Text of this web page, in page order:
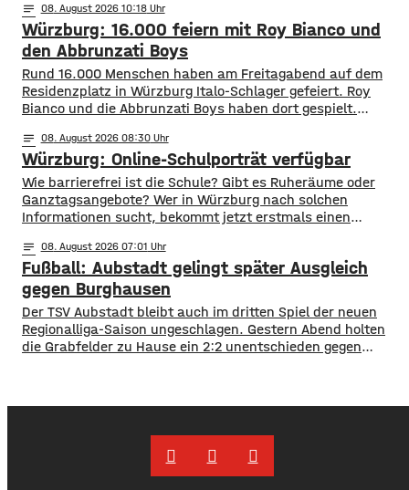
Fläche von mehreren hundert Quadratmetern aus. Auch
vier Bäume standen in Flammen. Zudem kamen die
Flammen auch einer Kleingartenanlage und fünf
Wohnhäusern immer näher. Den Feuerwehren
notes 08. August 2026 10:18
Würzburg: 16.000 feiern mit Roy Bianco und
den Abbrunzati Boys
Rund 16.000 Menschen haben am Freitagabend auf dem
Residenzplatz in Würzburg Italo-Schlager gefeiert. Roy
Bianco und die Abbrunzati Boys haben dort gespielt.
abseits des Konzertgeländes verfolgten viele Zaungäste bei
Picknick-Stimmung in den Straßen die Songs. Hier gibt es
Bilder vom Konzert Die Konzertreihe vor dem
notes 08. August 2026 08:30
Würzburg: Online-Schulporträt verfügbar
​​Wie barrierefrei ist die Schule? Gibt es Ruheräume oder
Ganztagsangebote? Wer in Würzburg nach solchen
Informationen sucht, bekommt jetzt erstmals einen
im Open-Data-Portal neue digitale
Schulporträts veröffentlicht. Dort werden alle 35 Schulen
in städtischer Trägerschaft mit einer Vielzahl von Daten
vorgestellt und miteinander vergleichbar gemacht. ​So
können beispielsweise Schülerzahlen, die Anzahl der
notes 08. August 2026 07:01
Fußball: Aubstadt gelingt später Ausgleich
gegen Burghausen
Der TSV Aubstadt bleibt auch im dritten Spiel der neuen
Regionalliga-Saison ungeschlagen. Gestern Abend holten
die Grabfelder zu Hause ein 2:2 unentschieden gegen